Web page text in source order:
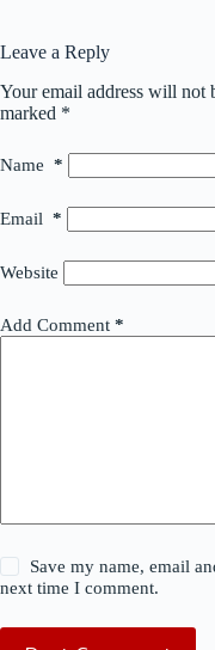
Leave a Reply
Your email address will not
marked *
Name *
Email *
Website
Add Comment *
Save my name, email
next time I comment.